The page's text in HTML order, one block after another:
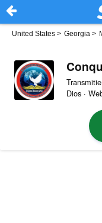
United States > Georgia >
Dios ·